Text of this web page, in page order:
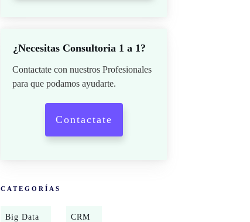
¿Necesitas Consultoria 1 a 1?
Contactate con nuestros Profesionales
para que podamos ayudarte.
Contactate
CATEGORÍAS
Big Data CRM